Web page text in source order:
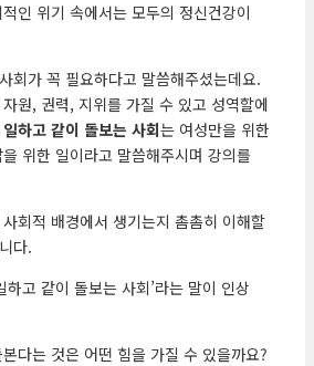
인 위기 속에서는 모두의 정신건강이
회가 꼭 필요하다고 말씀해주셨는데요.
원, 권력, 지위를 가질 수 있고 성역할에
하고 같이 돌보는 사회는 여성만을 위한
위한 일이라고 말씀해주시며 강의를
회적 배경에서 생기는지 촘촘히 이해할
다.
하고 같이 돌보는 사회’라는 말이 인상
다는 것은 어떤 힘을 가질 수 있을까요?